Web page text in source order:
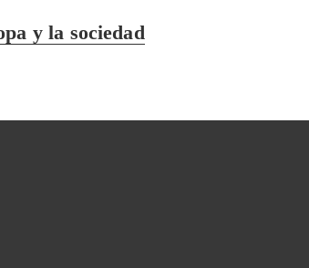
y la sociedad